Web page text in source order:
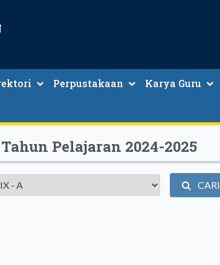
Perpustakaan Karya Guru
Pelajaran 2024-2025
CARI